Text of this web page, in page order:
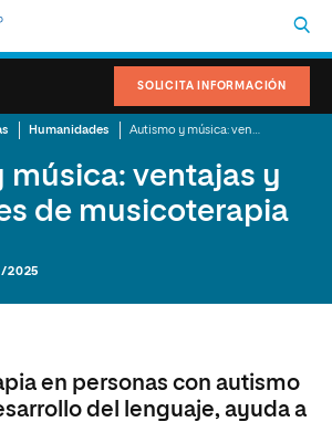
SOLICITA INFORMACIÓN
Humanidades
música: ventajas y
de musicoterapia
2025
en personas con autismo
del lenguaje, ayuda a